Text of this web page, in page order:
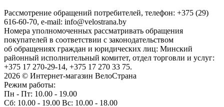
Рассмотрение обращений потребителей, телефон: +375 (29)
616-60-70, e-mail: info@velostrana.by
Номера уполномоченных рассматривать обращения
покупателей в соответствии с законодательством
об обращениях граждан и юридических лиц: Минский
районный исполнительный комитет, отдел торговли и услуг:
+375 17 270-29-14, +375 17 270 33 75.
2026 © Интернет-магазин ВелоСтрана
Режим работы:
Пн - Пт: 10.00 - 19.00
Сб: 10.00 - 19.00 Вс: 10.00 - 18.00